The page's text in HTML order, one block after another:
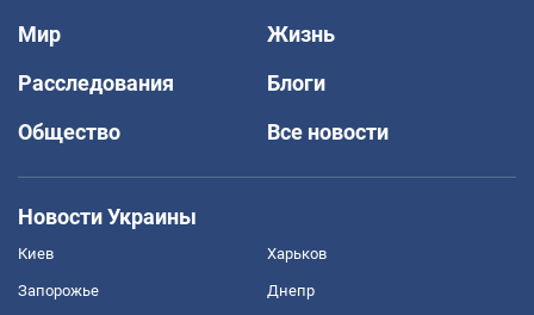
Мир
Жизнь
Расследования
Блоги
Общество
Все новости
Новости Украины
Киев Харьков
Запорожье Днепр